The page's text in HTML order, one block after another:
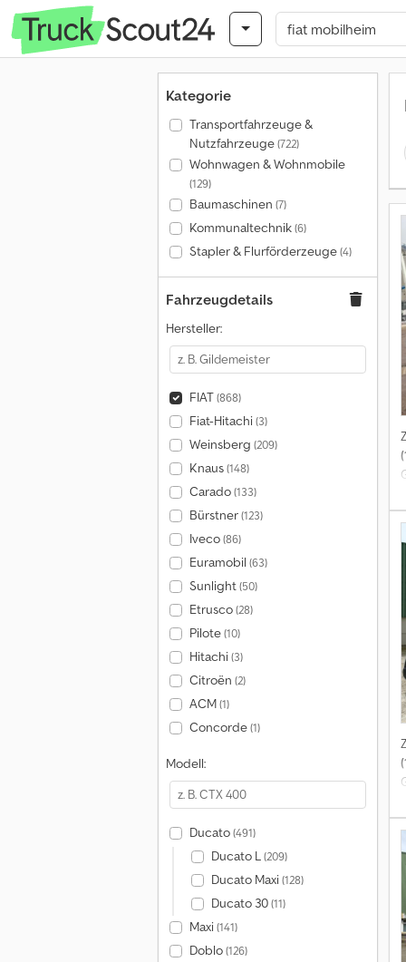
Kategorie
Transportfahrzeuge &
Nutzfahrzeuge(722)
Wohnwagen & Wohnmobile
(129)
Baumaschinen (7)
Kommunaltechnik(6)
Stapler & Flurförderzeuge(4)
Fahrzeugdetails
Hersteller:
FIAT(868)
Fiat-Hitachi(3)
Weinsberg (209)
Knaus(148)
Carado(133)
Bürstner(123)
Iveco(86)
Euramobil (63)
Sunlight(50)
Etrusco(28)
Pilote(10)
Hitachi(3)
Citroën (2)
ACM(1)
Concorde(1)
Modell:
Ducato(491)
Ducato L(209)
Ducato Maxi(128)
Ducato 30(11)
Maxi(141)
Doblo(126)